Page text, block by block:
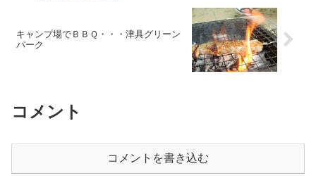
キャンプ場でＢＢＱ・・・津具グリーン
パーク
コメント
コメントを書き込む